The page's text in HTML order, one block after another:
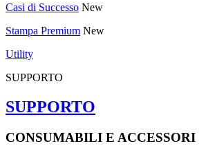
Casi di Successo New
Stampa Premium New
Utility
SUPPORTO
SUPPORTO
CONSUMABILI E ACCESSORI